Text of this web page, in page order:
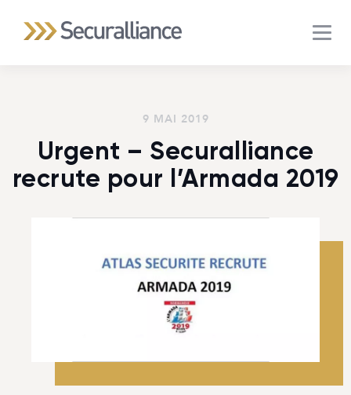
9 MAI 2019
Urgent – Securalliance
recrute pour l’Armada 2019